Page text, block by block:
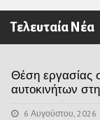
Τελευταία Νέα
Θέση εργασίας
αυτοκινήτων
6 Αυγούστου, 2026